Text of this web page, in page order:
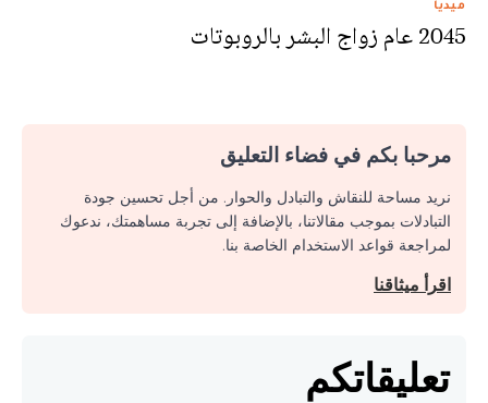
ميديا
2045 عام زواج البشر بالروبوتات
مرحبا بكم في فضاء التعليق
نريد مساحة للنقاش والتبادل والحوار. من أجل تحسين جودة
التبادلات بموجب مقالاتنا، بالإضافة إلى تجربة مساهمتك، ندعوك
لمراجعة قواعد الاستخدام الخاصة بنا.
اقرأ ميثاقنا
تعليقاتكم